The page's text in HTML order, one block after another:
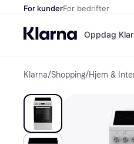
For kunderFor bedrifter
Oppdag
Klarna/Shopping/Hjem &